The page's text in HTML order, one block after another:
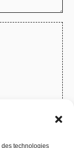
des technologies